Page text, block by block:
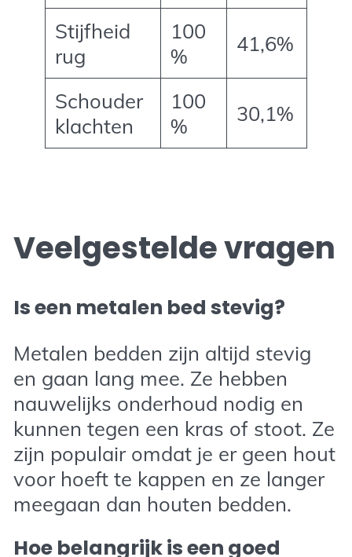
Stijfheid
rug
100
%
41,6%
Schouder
klachten
100
%
30,1%
Veelgestelde vragen
Is een metalen bed stevig?
Metalen bedden zijn altijd stevig
en gaan lang mee. Ze hebben
nauwelijks onderhoud nodig en
kunnen tegen een kras of stoot. Ze
zijn populair omdat je er geen hout
voor hoeft te kappen en ze langer
meegaan dan houten bedden.
Hoe belangrijk is een goed